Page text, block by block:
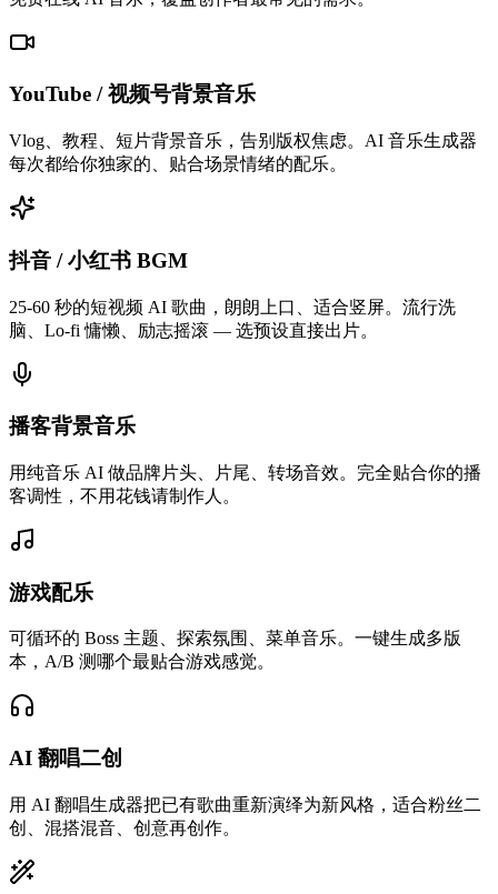
YouTube / 视频号背景音乐
Vlog、教程、短片背景音乐，告别版权焦虑。AI 音乐生成器
每次都给你独家的、贴合场景情绪的配乐。
抖音 / 小红书 BGM
25-60 秒的短视频 AI 歌曲，朗朗上口、适合竖屏。流行洗
脑、Lo-fi 慵懒、励志摇滚 — 选预设直接出片。
播客背景音乐
用纯音乐 AI 做品牌片头、片尾、转场音效。完全贴合你的播
客调性，不用花钱请制作人。
游戏配乐
可循环的 Boss 主题、探索氛围、菜单音乐。一键生成多版
本，A/B 测哪个最贴合游戏感觉。
AI 翻唱二创
用 AI 翻唱生成器把已有歌曲重新演绎为新风格，适合粉丝二
创、混搭混音、创意再创作。
我描述一个氛围，AI 歌词生成器帮我写词，30 秒就能拿到完
小晨